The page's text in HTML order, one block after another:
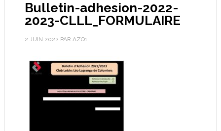
Bulletin-adhesion-2022-
2023-CLLL_FORMULAIRE
2 JUIN 2022 PAR AZQ1